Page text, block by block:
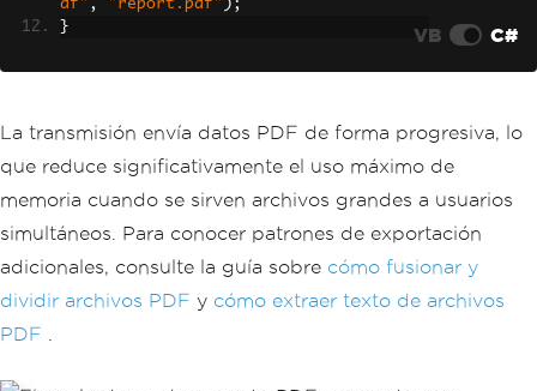
df" , "report.pdf" );
}
VB C#
La transmisión envía datos PDF de forma progresiva, lo
que reduce significativamente el uso máximo de
memoria cuando se sirven archivos grandes a usuarios
simultáneos. Para conocer patrones de exportación
adicionales, consulte la guía sobre cómo fusionar y
dividir archivos PDF y cómo extraer texto de archivos
PDF .